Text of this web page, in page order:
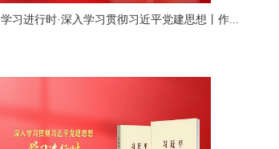
学习进行时·深入学习贯彻习近平党建思想丨作...